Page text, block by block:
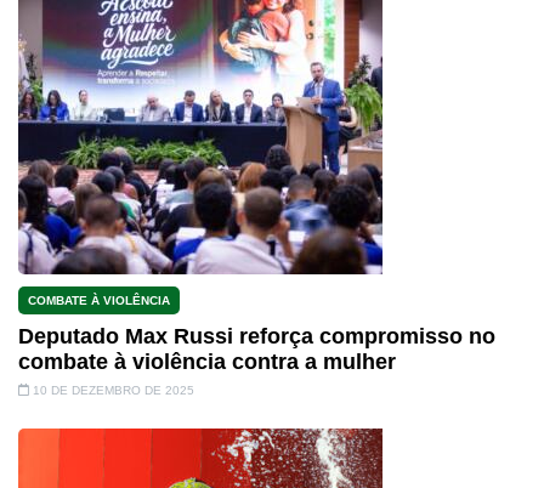
COMBATE À VIOLÊNCIA
Deputado Max Russi reforça compromisso no
combate à violência contra a mulher
10 DE DEZEMBRO DE 2025